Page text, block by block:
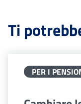
Ti
PER I